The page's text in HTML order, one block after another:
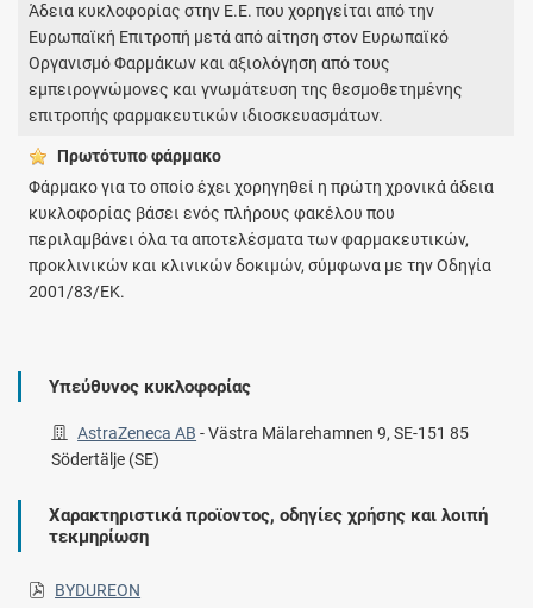
Άδεια κυκλοφορίας στην Ε.Ε. που χορηγείται από την
Ευρωπαϊκή Επιτροπή μετά από αίτηση στον Ευρωπαϊκό
Οργανισμό Φαρμάκων και αξιολόγηση από τους
εμπειρογνώμονες και γνωμάτευση της θεσμοθετημένης
επιτροπής φαρμακευτικών ιδιοσκευασμάτων.
Πρωτότυπο φάρμακo
Φάρμακο για το οποίο έχει χορηγηθεί η πρώτη χρονικά άδεια
κυκλοφορίας βάσει ενός πλήρους φακέλου που
περιλαμβάνει όλα τα αποτελέσματα των φαρμακευτικών,
προκλινικών και κλινικών δοκιμών, σύμφωνα με την Οδηγία
2001/83/ΕΚ.
Υπεύθυνος κυκλοφορίας
AstraZeneca ΑΒ -Västra Mälarehamnen 9, SE-151 85
Södertälje (SE)
Χαρακτηριστικά προϊοντος, οδηγίες χρήσης και λοιπή
τεκμηρίωση
BYDUREON